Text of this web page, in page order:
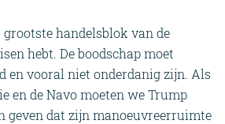
handelsblok van de
hebt. De boodschap moet
en vooral niet onderdanig zijn. Als
en de Navo moeten we Trump
geven dat zijn manoeuvreerruimte